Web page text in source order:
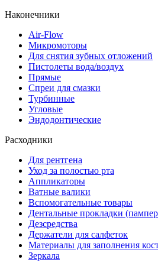
Наконечники
Air-Flow
Микромоторы
Для снятия зубных отложений
Пистолеты вода/воздух
Прямые
Спреи для смазки
Турбинные
Угловые
Эндодонтические
Расходники
Для рентгена
Уход за полостью рта
Аппликаторы
Ватные валики
Вспомогательные товары
Дентальные прокладки
Дезсредства
Держатели для салфеток
Материалы для заполнения
Зеркала